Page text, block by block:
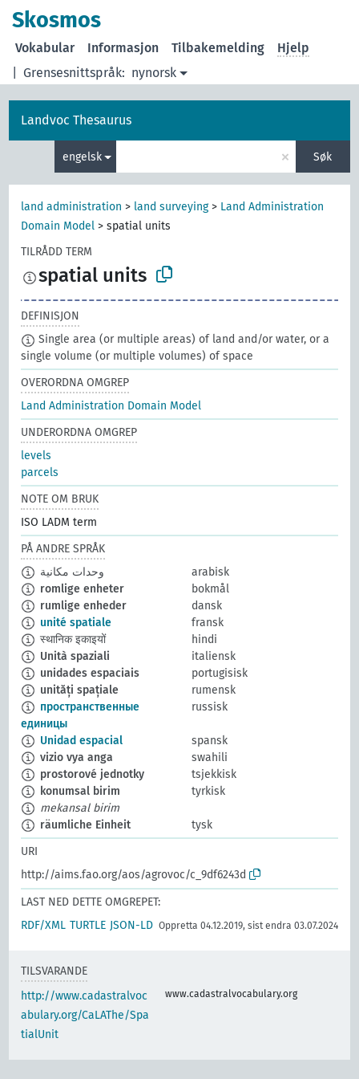
Skosmos
Grensesnittspråk: nynorsk
Vokabular Informasjon Tilbakemelding Hjelp
Landvoc Thesaurus
engelsk × Søk
land administration > land surveying> Land Administration
Domain Model >spatial units
TILRÅDD TERM
spatial units
DEFINISJON
Single area (or multiple areas) of land and/or water, or a
single volume (or multiple volumes) of space
OVERORDNA OMGREP
Land Administration Domain Model
UNDERORDNA OMGREP
levels
parcels
NOTE OM BRUK
ISO LADM term
PÅ ANDRE SPRÅK
وحدات مكانية
arabisk
romlige enheter
bokmål
rumlige enheder
dansk
unité spatiale
fransk
स्थानिक इकाइयों
hindi
Unità spaziali
italiensk
unidades espaciais
portugisisk
unități spațiale
rumensk
пространственные
единицы
russisk
Unidad espacial
spansk
vizio vya anga
swahili
prostorové jednotky
tsjekkisk
konumsal birim
tyrkisk
mekansal birim
räumliche Einheit
tysk
URI
http://aims.fao.org/aos/agrovoc/c_9df6243d
LAST NED DETTE OMGREPET:
RDF/XML TURTLE JSON-LD Oppretta 04.12.2019, sist endra 03.07.2024
TILSVARANDE
http://www.cadastralvoc
abulary.org/CaLAThe/Spa
tialUnit
www.cadastralvocabulary.org